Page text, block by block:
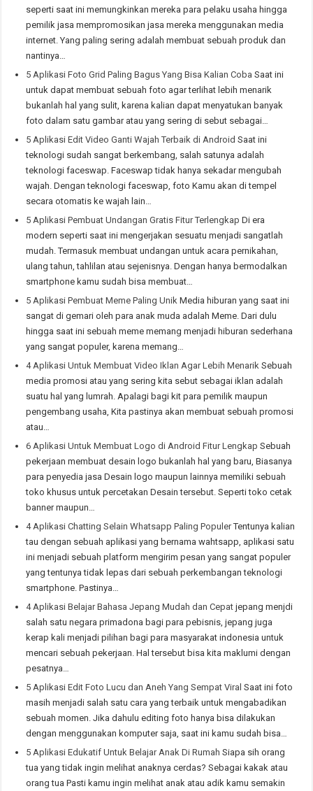
seperti saat ini memungkinkan mereka para pelaku usaha hingga
pemilik jasa mempromosikan jasa mereka menggunakan media
internet. Yang paling sering adalah membuat sebuah produk dan
nantinya…
5 Aplikasi Foto Grid Paling Bagus Yang Bisa Kalian Coba Saat ini
untuk dapat membuat sebuah foto agar terlihat lebih menarik
bukanlah hal yang sulit, karena kalian dapat menyatukan banyak
foto dalam satu gambar atau yang sering di sebut sebagai…
5 Aplikasi Edit Video Ganti Wajah Terbaik di Android Saat ini
teknologi sudah sangat berkembang, salah satunya adalah
teknologi faceswap. Faceswap tidak hanya sekadar mengubah
wajah. Dengan teknologi faceswap, foto Kamu akan di tempel
secara otomatis ke wajah lain…
5 Aplikasi Pembuat Undangan Gratis Fitur Terlengkap Di era
modern seperti saat ini mengerjakan sesuatu menjadi sangatlah
mudah. Termasuk membuat undangan untuk acara pernikahan,
ulang tahun, tahlilan atau sejenisnya. Dengan hanya bermodalkan
smartphone kamu sudah bisa membuat…
5 Aplikasi Pembuat Meme Paling Unik Media hiburan yang saat ini
sangat di gemari oleh para anak muda adalah Meme. Dari dulu
hingga saat ini sebuah meme memang menjadi hiburan sederhana
yang sangat populer, karena memang…
4 Aplikasi Untuk Membuat Video Iklan Agar Lebih Menarik Sebuah
media promosi atau yang sering kita sebut sebagai iklan adalah
suatu hal yang lumrah. Apalagi bagi kit para pemilik maupun
pengembang usaha, Kita pastinya akan membuat sebuah promosi
atau…
6 Aplikasi Untuk Membuat Logo di Android Fitur Lengkap Sebuah
pekerjaan membuat desain logo bukanlah hal yang baru, Biasanya
para penyedia jasa Desain logo maupun lainnya memiliki sebuah
toko khusus untuk percetakan Desain tersebut. Seperti toko cetak
banner maupun…
4 Aplikasi Chatting Selain Whatsapp Paling PopulerTentunya kalian
tau dengan sebuah aplikasi yang bernama wahtsapp, aplikasi satu
ini menjadi sebuah platform mengirim pesan yang sangat populer
yang tentunya tidak lepas dari sebuah perkembangan teknologi
smartphone. Pastinya…
4 Aplikasi Belajar Bahasa Jepang Mudah dan Cepat jepang menjdi
salah satu negara primadona bagi para pebisnis, jepang juga
kerap kali menjadi pilihan bagi para masyarakat indonesia untuk
mencari sebuah pekerjaan. Hal tersebut bisa kita maklumi dengan
pesatnya…
5 Aplikasi Edit Foto Lucu dan Aneh Yang Sempat Viral Saat ini foto
masih menjadi salah satu cara yang terbaik untuk mengabadikan
sebuah momen. Jika dahulu editing foto hanya bisa dilakukan
dengan menggunakan komputer saja, saat ini kamu sudah bisa…
5 Aplikasi Edukatif Untuk Belajar Anak Di Rumah Siapa sih orang
tua yang tidak ingin melihat anaknya cerdas? Sebagai kakak atau
orang tua Pasti kamu ingin melihat anak atau adik kamu semakin